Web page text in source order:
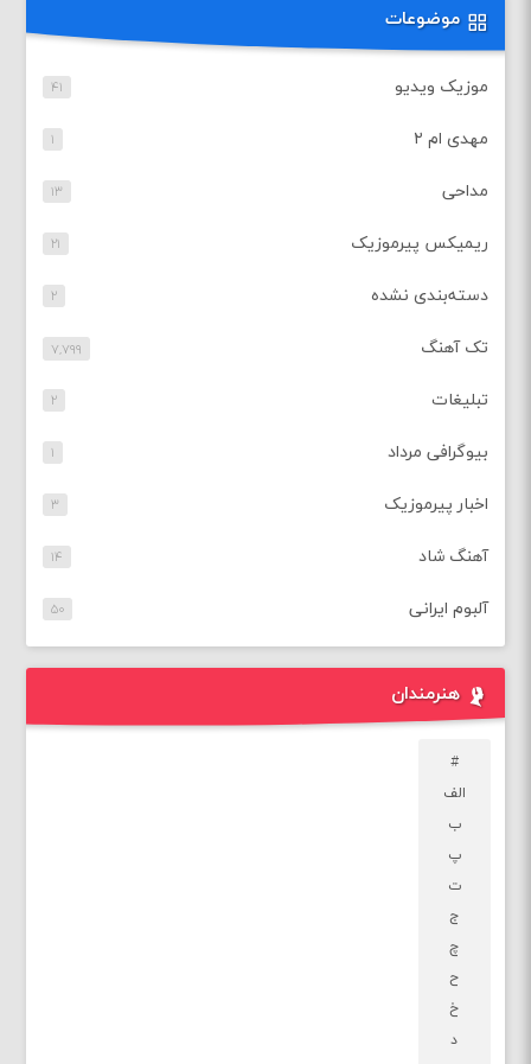
موضوعات
موزیک ویدیو ۴۱
مهدی ام ۲ ۱
مداحی ۱۳
ریمیکس پیرموزیک ۲۱
دسته‌بندی نشده ۲
تک آهنگ ۷,۷۹۹
تبلیغات ۲
بیوگرافی مرداد ۱
اخبار پیرموزیک ۳
آهنگ شاد ۱۴
آلبوم ایرانی ۵۰
هنرمندان
#
الف
ب
پ
ت
ج
چ
ح
خ
د